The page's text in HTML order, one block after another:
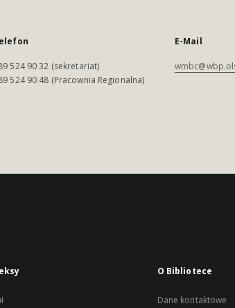
524 90 32 (sekretariat)
524 90 48 (Pracownia Regionalna)
E-Mail
O Bibliotece
Dane kontaktowe